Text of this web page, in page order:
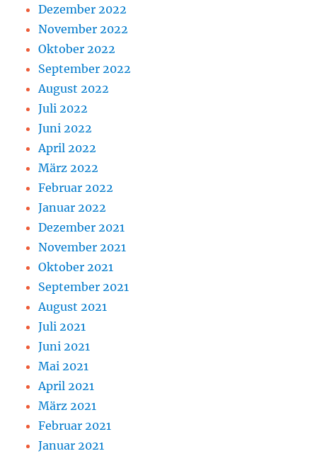
Dezember 2022
November 2022
Oktober 2022
September 2022
August 2022
Juli 2022
Juni 2022
April 2022
März 2022
Februar 2022
Januar 2022
Dezember 2021
November 2021
Oktober 2021
September 2021
August 2021
Juli 2021
Juni 2021
Mai 2021
April 2021
März 2021
Februar 2021
Januar 2021